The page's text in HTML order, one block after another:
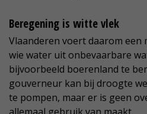
Beregening is witte vlek
Vlaanderen voert daarom
wie water uit onbevaarbare
bijvoorbeeld boerenland te
gouverneur kan bij droogte
te pompen, maar er is geen